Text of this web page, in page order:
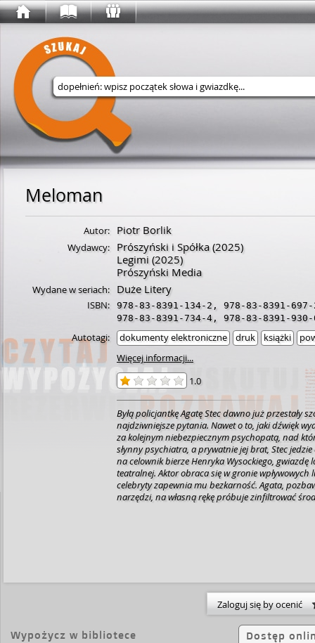
Wyszukaj w serwisie
Meloman
Autor: Piotr Borlik
Wydawcy: Prószyński i Spółka(2025)
Legimi (2025)
Prószyński Media
Wydane w seriach: Duże Litery
ISBN: 978-83-8391-134-2 , 978-83-8391-697-
978-83-8391-734-4, 978-83-8391-930-
Autotagi: dokumenty elektroniczne druk książki
Więcej informacji...
1.0
Byłą policjantkę Agatę Stec dawno już przestały
najdziwniejsze pytania. Nawet o to, jaki dźwięk
za kolejnym niebezpiecznym psychopatą, nad
słynny psychiatra, a prywatnie jej brat, Stec
na celownik bierze Henryka Wysockiego, gwiazdę
teatralnej. Aktor obraca się w gronie wpływowych
celebryty zapewnia mu bezkarność. Agata,
narzędzi, na własną rękę próbuje zinfiltrować
trzynastu powieści kryminalnych, mistrz Holandii
miejsca w otwartych mistrzostwach Czech w
Uhonorowany stypendium prezydenta
zajmujących się twórczością artystyczną i
Zaloguj się by ocenić
Wypożycz w bibliotece Dostęp